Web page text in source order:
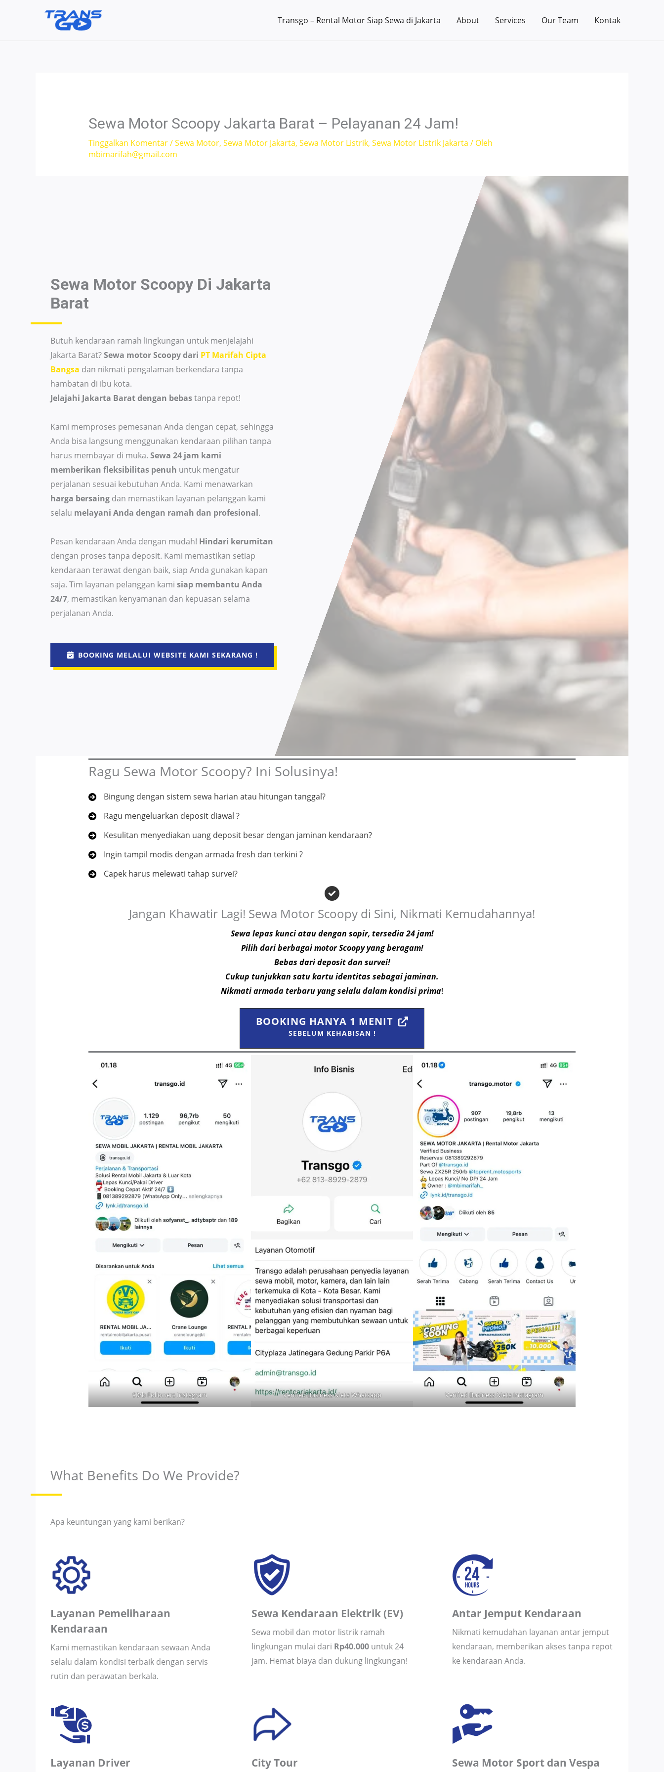
Transgo – Rental Motor Siap Sewa di Jakarta About Services Our Team Kontak
Sewa Motor Scoopy Jakarta Barat – Pelayanan 24 Jam!
Tinggalkan Komentar/Sewa Motor, Sewa Motor Jakarta, Sewa Motor Listrik, Sewa Motor Listrik Jakarta / Oleh
mbimarifah@gmail.com
Sewa Motor Scoopy Di Jakarta
Barat
Butuh kendaraan ramah lingkungan untuk menjelajahi
Jakarta Barat?Sewa motor Scoopy dari PT Marifah Cipta
Bangsa dan nikmati pengalaman berkendara tanpa
hambatan di ibu kota.
Jelajahi Jakarta Barat dengan bebastanpa repot!
Kami memproses pemesanan Anda dengan cepat, sehingga
Anda bisa langsung menggunakan kendaraan pilihan tanpa
harus membayar di muka. Sewa 24 jam kami
memberikan fleksibilitas penuh untuk mengatur
perjalanan sesuai kebutuhan Anda. Kami menawarkan
harga bersaing dan memastikan layanan pelanggan kami
selalu melayani Anda dengan ramah dan profesional.
Pesan kendaraan Anda dengan mudah! Hindari kerumitan
dengan proses tanpa deposit. Kami memastikan setiap
kendaraan terawat dengan baik, siap Anda gunakan kapan
saja. Tim layanan pelanggan kami siap membantu Anda
24/7, memastikan kenyamanan dan kepuasan selama
perjalanan Anda.
BOOKING MELALUI WEBSITE KAMI SEKARANG !
Ragu Sewa Motor Scoopy? Ini Solusinya!
Bingung dengan sistem sewa harian atau hitungan tanggal?
Ragu mengeluarkan deposit diawal ?
Kesulitan menyediakan uang deposit besar dengan jaminan kendaraan?
Ingin tampil modis dengan armada fresh dan terkini ?
Capek harus melewati tahap survei?
Jangan Khawatir Lagi! Sewa Motor Scoopy di Sini, Nikmati Kemudahannya!
Sewa lepas kunci atau dengan sopir, tersedia 24 jam!
Pilih dari berbagai motor Scoopy yang beragam!
Bebas dari deposit dan survei!
Cukup tunjukkan satu kartu identitas sebagai jaminan.
Nikmati armada terbaru yang selalu dalam kondisi prima!
BOOKING HANYA 1 MENIT
SEBELUM KEHABISAN !
90rb Followers Instagram Verified Business Meta Whatsapp Verified Business Meta Instagram
What Benefits Do We Provide?
Apa keuntungan yang kami berikan?
Layanan Pemeliharaan
Kendaraan
Kami memastikan kendaraan sewaan Anda
selalu dalam kondisi terbaik dengan servis
rutin dan perawatan berkala.
Sewa Kendaraan Elektrik (EV)
Sewa mobil dan motor listrik ramah
lingkungan mulai dari Rp40.000untuk 24
jam. Hemat biaya dan dukung lingkungan!
Antar Jemput Kendaraan
Nikmati kemudahan layanan antar jemput
kendaraan, memberikan akses tanpa repot
ke kendaraan Anda.
Layanan Driver City Tour Sewa Motor Sport dan Vespa